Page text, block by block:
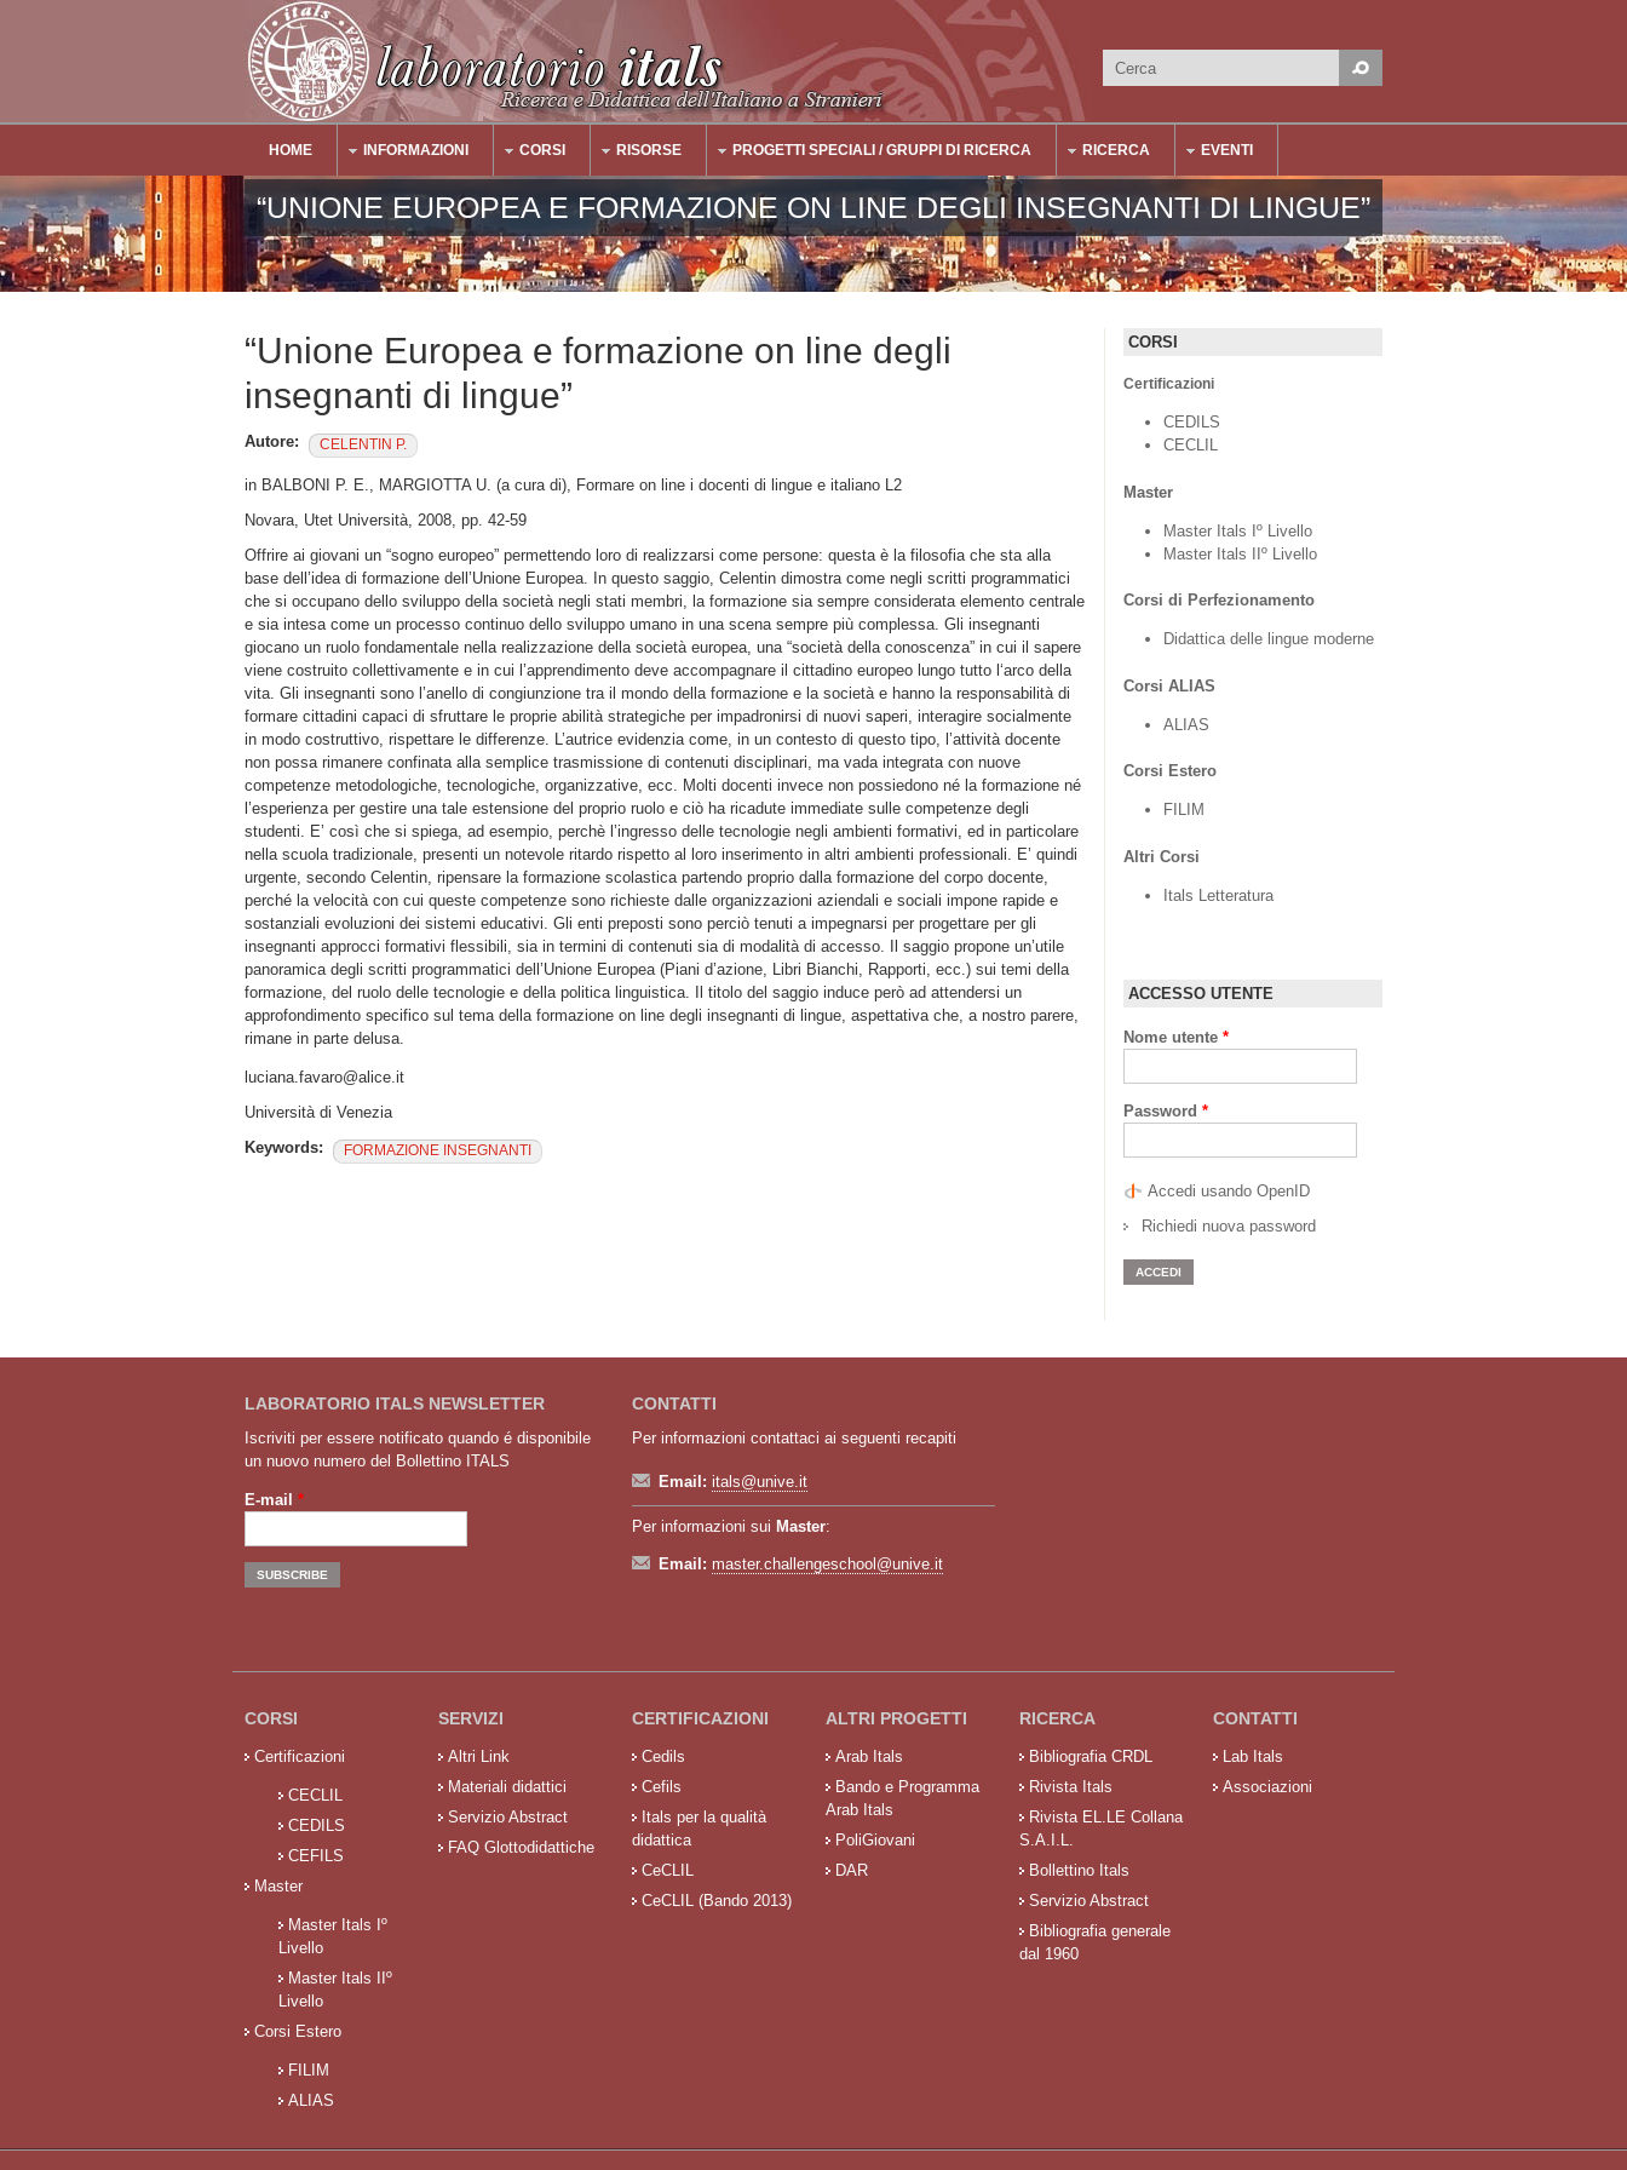
Form di ricerca
Cerca
Main Menu
HOME INFORMAZIONI CORSI RISORSE PROGETTI SPECIALI / GRUPPI DI RICERCA RICERCA EVENTI
“UNIONE EUROPEA E FORMAZIONE ON LINE DEGLI INSEGNANTI DI LINGUE”
“Unione Europea e formazione on line degli
insegnanti di lingue”
Autore: CELENTIN P.
in BALBONI P. E., MARGIOTTA U. (a cura di), Formare on line i docenti di lingue e italiano L2
Novara, Utet Università, 2008, pp. 42-59
Offrire ai giovani un “sogno europeo” permettendo loro di realizzarsi come persone: questa è la filosofia che sta alla
base dell’idea di formazione dell’Unione Europea. In questo saggio, Celentin dimostra come negli scritti programmatici
che si occupano dello sviluppo della società negli stati membri, la formazione sia sempre considerata elemento centrale
e sia intesa come un processo continuo dello sviluppo umano in una scena sempre più complessa. Gli insegnanti
giocano un ruolo fondamentale nella realizzazione della società europea, una “società della conoscenza” in cui il sapere
viene costruito collettivamente e in cui l’apprendimento deve accompagnare il cittadino europeo lungo tutto l‘arco della
vita. Gli insegnanti sono l’anello di congiunzione tra il mondo della formazione e la società e hanno la responsabilità di
formare cittadini capaci di sfruttare le proprie abilità strategiche per impadronirsi di nuovi saperi, interagire socialmente
in modo costruttivo, rispettare le differenze. L’autrice evidenzia come, in un contesto di questo tipo, l’attività docente
non possa rimanere confinata alla semplice trasmissione di contenuti disciplinari, ma vada integrata con nuove
competenze metodologiche, tecnologiche, organizzative, ecc. Molti docenti invece non possiedono né la formazione né
l’esperienza per gestire una tale estensione del proprio ruolo e ciò ha ricadute immediate sulle competenze degli
studenti. E’ così che si spiega, ad esempio, perchè l’ingresso delle tecnologie negli ambienti formativi, ed in particolare
nella scuola tradizionale, presenti un notevole ritardo rispetto al loro inserimento in altri ambienti professionali. E’ quindi
urgente, secondo Celentin, ripensare la formazione scolastica partendo proprio dalla formazione del corpo docente,
perché la velocità con cui queste competenze sono richieste dalle organizzazioni aziendali e sociali impone rapide e
sostanziali evoluzioni dei sistemi educativi. Gli enti preposti sono perciò tenuti a impegnarsi per progettare per gli
insegnanti approcci formativi flessibili, sia in termini di contenuti sia di modalità di accesso. Il saggio propone un’utile
panoramica degli scritti programmatici dell’Unione Europea (Piani d’azione, Libri Bianchi, Rapporti, ecc.) sui temi della
formazione, del ruolo delle tecnologie e della politica linguistica. Il titolo del saggio induce però ad attendersi un
approfondimento specifico sul tema della formazione on line degli insegnanti di lingue, aspettativa che, a nostro parere,
rimane in parte delusa.
luciana.favaro@alice.it
Università di Venezia
Keywords:
FORMAZIONE INSEGNANTI
CORSI
Certificazioni
CEDILS
CECLIL
Master
Master Itals Iº Livello
Master Itals IIº Livello
Corsi di Perfezionamento
Didattica delle lingue moderne
Corsi ALIAS
ALIAS
Corsi Estero
FILIM
Altri Corsi
Itals Letteratura
ACCESSO UTENTE
Nome utente *
Password *
Accedi usando OpenID
Richiedi nuova password
LABORATORIO ITALS NEWSLETTER
Iscriviti per essere notificato quando é disponibile
un nuovo numero del Bollettino ITALS
E-mail *
CONTATTI
Per informazioni contattaci ai seguenti recapiti
Email: itals@unive.it
Per informazioni sui Master:
Email: master.challengeschool@unive.it
CORSI
Certificazioni
CECLIL
CEDILS
CEFILS
Master
Master Itals Iº
Livello
Master Itals IIº
Livello
Corsi Estero
FILIM
ALIAS
SERVIZI
Altri Link
Materiali didattici
Servizio Abstract
FAQ Glottodidattiche
CERTIFICAZIONI
Cedils
Cefils
Itals per la qualità
didattica
CeCLIL
CeCLIL (Bando 2013)
ALTRI PROGETTI
Arab Itals
Bando e Programma
Arab Itals
PoliGiovani
DAR
RICERCA
Bibliografia CRDL
Rivista Itals
Rivista EL.LE Collana
S.A.I.L.
Bollettino Itals
Servizio Abstract
Bibliografia generale
dal 1960
CONTATTI
Lab Itals
Associazioni